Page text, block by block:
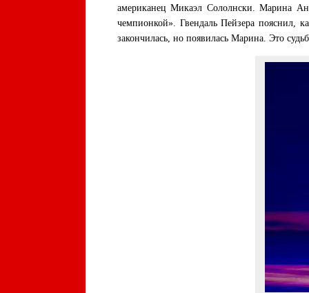
американец Микаэл Сололнски. Марина
чемпионкой». Гвендаль Пейзера пояснил,
закончилась, но появилась Марина. Это